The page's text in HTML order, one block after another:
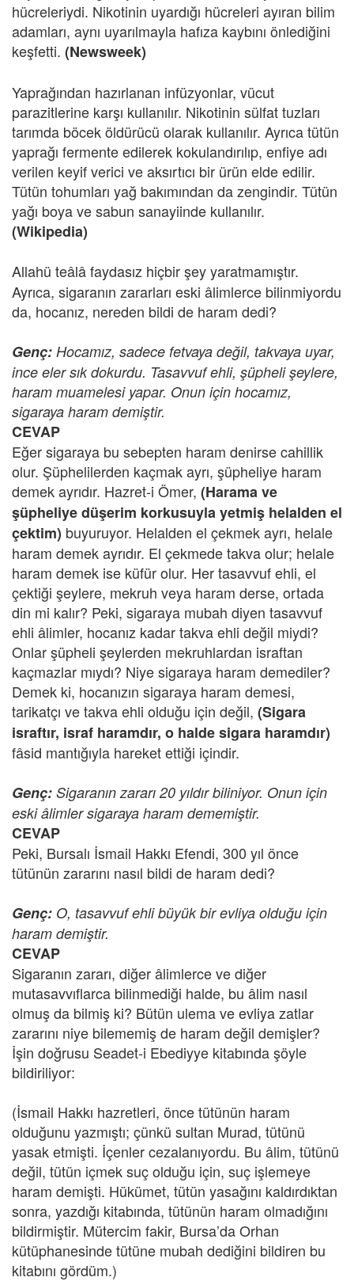
hücreleriydi. Nikotinin uyardığı hücreleri ayıran bilim
adamları, aynı uyarılmayla hafıza kaybını önlediğini
keşfetti. (Newsweek)
Yaprağından hazırlanan infüzyonlar, vücut
parazitlerine karşı kullanılır. Nikotinin sülfat tuzları
tarımda böcek öldürücü olarak kullanılır. Ayrıca tütün
yaprağı fermente edilerek kokulandırılıp, enfiye adı
verilen keyif verici ve aksırtıcı bir ürün elde edilir.
Tütün tohumları yağ bakımından da zengindir. Tütün
yağı boya ve sabun sanayiinde kullanılır.
(Wikipedia)
Allahü teâlâ faydasız hiçbir şey yaratmamıştır.
Ayrıca, sigaranın zararları eski âlimlerce bilinmiyordu
da, hocanız, nereden bildi de haram dedi?
Genç: Hocamız, sadece fetvaya değil, takvaya uyar,
ince eler sık dokurdu. Tasavvuf ehli, şüpheli şeylere,
haram muamelesi yapar. Onun için hocamız,
sigaraya haram demiştir.
CEVAP
Eğer sigaraya bu sebepten haram denirse cahillik
olur. Şüphelilerden kaçmak ayrı, şüpheliye haram
demek ayrıdır. Hazret-i Ömer, (Harama ve
şüpheliye düşerim korkusuyla yetmiş helalden el
çektim) buyuruyor. Helalden el çekmek ayrı, helale
haram demek ayrıdır. El çekmede takva olur; helale
haram demek ise küfür olur. Her tasavvuf ehli, el
çektiği şeylere, mekruh veya haram derse, ortada
din mi kalır? Peki, sigaraya mubah diyen tasavvuf
ehli âlimler, hocanız kadar takva ehli değil miydi?
Onlar şüpheli şeylerden mekruhlardan israftan
kaçmazlar mıydı? Niye sigaraya haram demediler?
Demek ki, hocanızın sigaraya haram demesi,
tarikatçı ve takva ehli olduğu için değil, (Sigara
israftır, israf haramdır, o halde sigara haramdır)
fâsid mantığıyla hareket ettiği içindir.
Genç: Sigaranın zararı 20 yıldır biliniyor. Onun için
eski âlimler sigaraya haram dememiştir.
CEVAP
Peki, Bursalı İsmail Hakkı Efendi, 300 yıl önce
tütünün zararını nasıl bildi de haram dedi?
Genç: O, tasavvuf ehli büyük bir evliya olduğu için
haram demiştir.
CEVAP
Sigaranın zararı, diğer âlimlerce ve diğer
mutasavvıflarca bilinmediği halde, bu âlim nasıl
olmuş da bilmiş ki? Bütün ulema ve evliya zatlar
zararını niye bilememiş de haram değil demişler?
İşin doğrusu Seadet-i Ebediyye kitabında şöyle
bildiriliyor:
(İsmail Hakkı hazretleri, önce tütünün haram
olduğunu yazmıştı; çünkü sultan Murad, tütünü
yasak etmişti. İçenler cezalanıyordu. Bu âlim, tütünü
değil, tütün içmek suç olduğu için, suç işlemeye
haram demişti. Hükümet, tütün yasağını kaldırdıktan
sonra, yazdığı kitabında, tütünün haram olmadığını
bildirmiştir. Mütercim fakir, Bursa’da Orhan
kütüphanesinde tütüne mubah dediğini bildiren bu
kitabını gördüm.)